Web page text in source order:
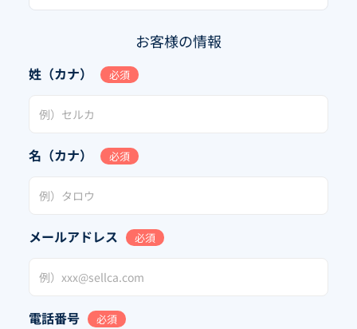
お客様の情報
姓（カナ） 必須
名（カナ） 必須
メールアドレス 必須
電話番号 必須